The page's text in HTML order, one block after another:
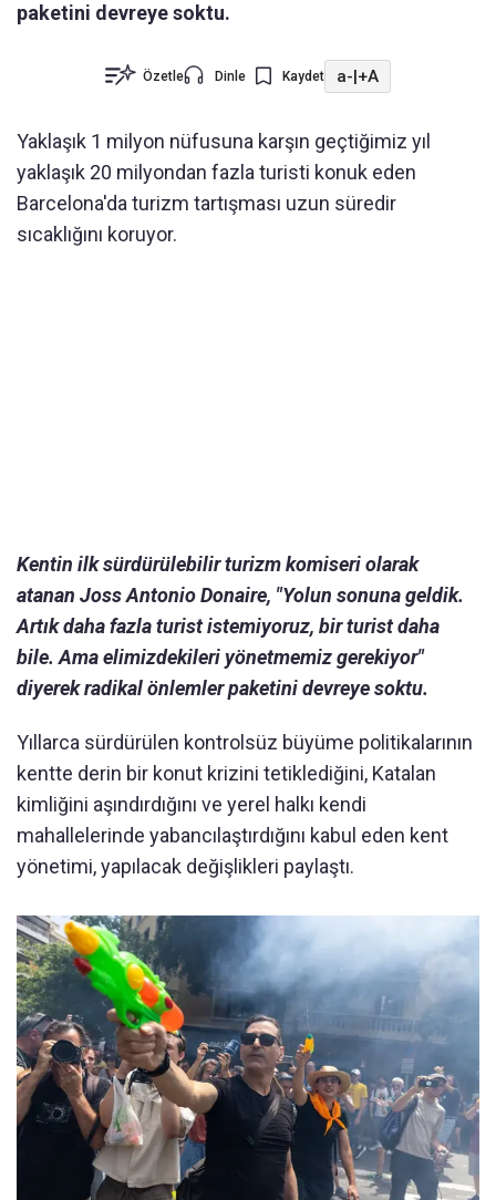
paketini devreye soktu.
Özetle Dinle Kaydet a-|+A
Yaklaşık 1 milyon nüfusuna karşın geçtiğimiz yıl
yaklaşık 20 milyondan fazla turisti konuk eden
Barcelona'da turizm tartışması uzun süredir
sıcaklığını koruyor.
Kentin ilk sürdürülebilir turizm komiseri olarak
atanan Joss Antonio Donaire, "Yolun sonuna geldik.
Artık daha fazla turist istemiyoruz, bir turist daha
bile. Ama elimizdekileri yönetmemiz gerekiyor"
diyerek radikal önlemler paketini devreye soktu.
Yıllarca sürdürülen kontrolsüz büyüme politikalarının
kentte derin bir konut krizini tetiklediğini, Katalan
kimliğini aşındırdığını ve yerel halkı kendi
mahallelerinde yabancılaştırdığını kabul eden kent
yönetimi, yapılacak değişlikleri paylaştı.